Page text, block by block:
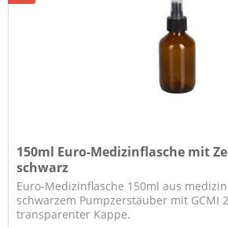
150ml Euro-Medizinflasche mit
schwarz
Euro-Medizinflasche 150ml aus
schwarzem Pumpzerstäuber mit GCMI
transparenter Kappe.